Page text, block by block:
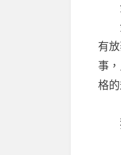
金
金
有
事
格的
獅
自